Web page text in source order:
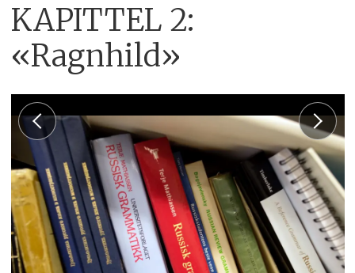
KAPITTEL 2:
«Ragnhild»